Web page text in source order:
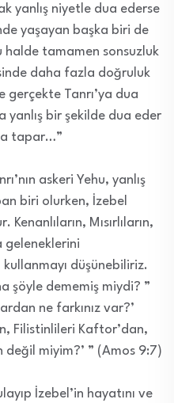
yanlış niyetle dua ederse
yaşayan başka biri de
tamamen sonsuzluk
daha fazla doğruluk
gerçekte Tanrı’ya dua
yanlış bir şekilde dua eder
tapar…”
askeri Yehu, yanlış
biri olurken, İzebel
Mısırlıların,
geleneklerini
düşünebiliriz.
şöyle dememiş miydi? ”
ne farkınız var?’
Filistinlileri Kaftor’dan,
değil miyim?’ ” (Amos 9:7)
İzebel’in hayatını ve